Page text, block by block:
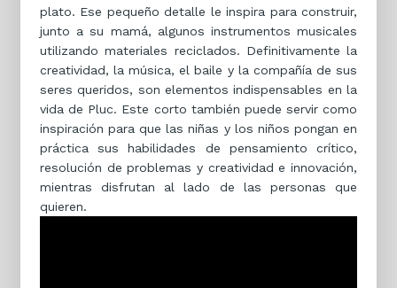
plato. Ese pequeño detalle le inspira para construir,
junto a su mamá, algunos instrumentos musicales
utilizando materiales reciclados. Definitivamente la
creatividad, la música, el baile y la compañía de sus
seres queridos, son elementos indispensables en la
vida de Pluc. Este corto también puede servir como
inspiración para que las niñas y los niños pongan en
práctica sus habilidades de pensamiento crítico,
resolución de problemas y creatividad e innovación,
mientras disfrutan al lado de las personas que
quieren.